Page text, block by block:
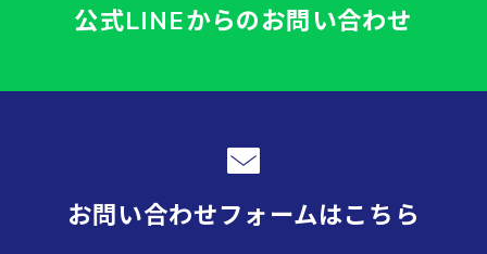
公式LINEからのお問い合わせ
お問い合わせフォームはこちら